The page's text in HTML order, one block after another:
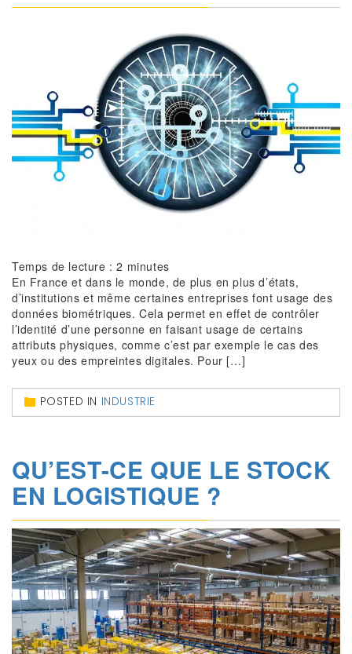
Temps de lecture :2 minutes
En France et dans le monde, de plus en plus d’états,
d’institutions et même certaines entreprises font usage des
données biométriques. Cela permet en effet de contrôler
l’identité d’une personne en faisant usage de certains
attributs physiques, comme c’est par exemple le cas des
yeux ou des empreintes digitales. Pour […]
POSTED IN INDUSTRIE
QU’EST-CE QUE LE STOCK
EN LOGISTIQUE ?